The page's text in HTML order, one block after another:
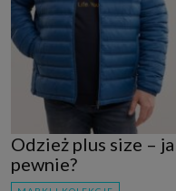
Odzież plus size –
pewnie?